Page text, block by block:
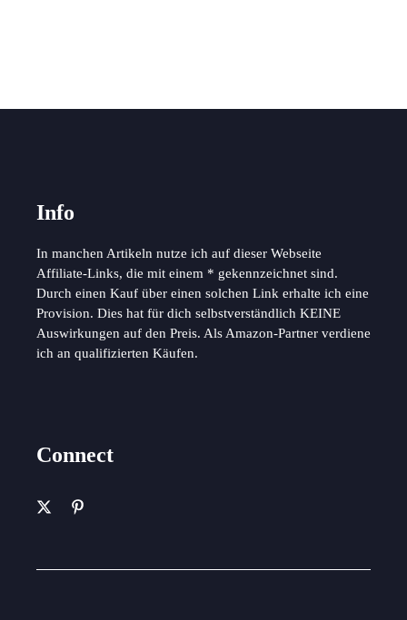
Info
In manchen Artikeln nutze ich auf dieser Webseite
Affiliate-Links, die mit einem * gekennzeichnet sind.
Durch einen Kauf über einen solchen Link erhalte ich eine
Provision. Dies hat für dich selbstverständlich KEINE
Auswirkungen auf den Preis. Als Amazon-Partner verdiene
ich an qualifizierten Käufen.
Connect